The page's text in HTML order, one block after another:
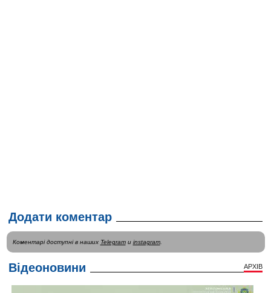
Додати коментар
Коментарі доступні в наших Telegramи instagram.
Відеоновини АРХІВ